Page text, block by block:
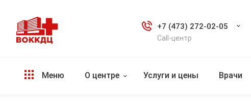
+7 (473) 272-02-05
Call-центр
Меню О центре Услуги и цены Врачи